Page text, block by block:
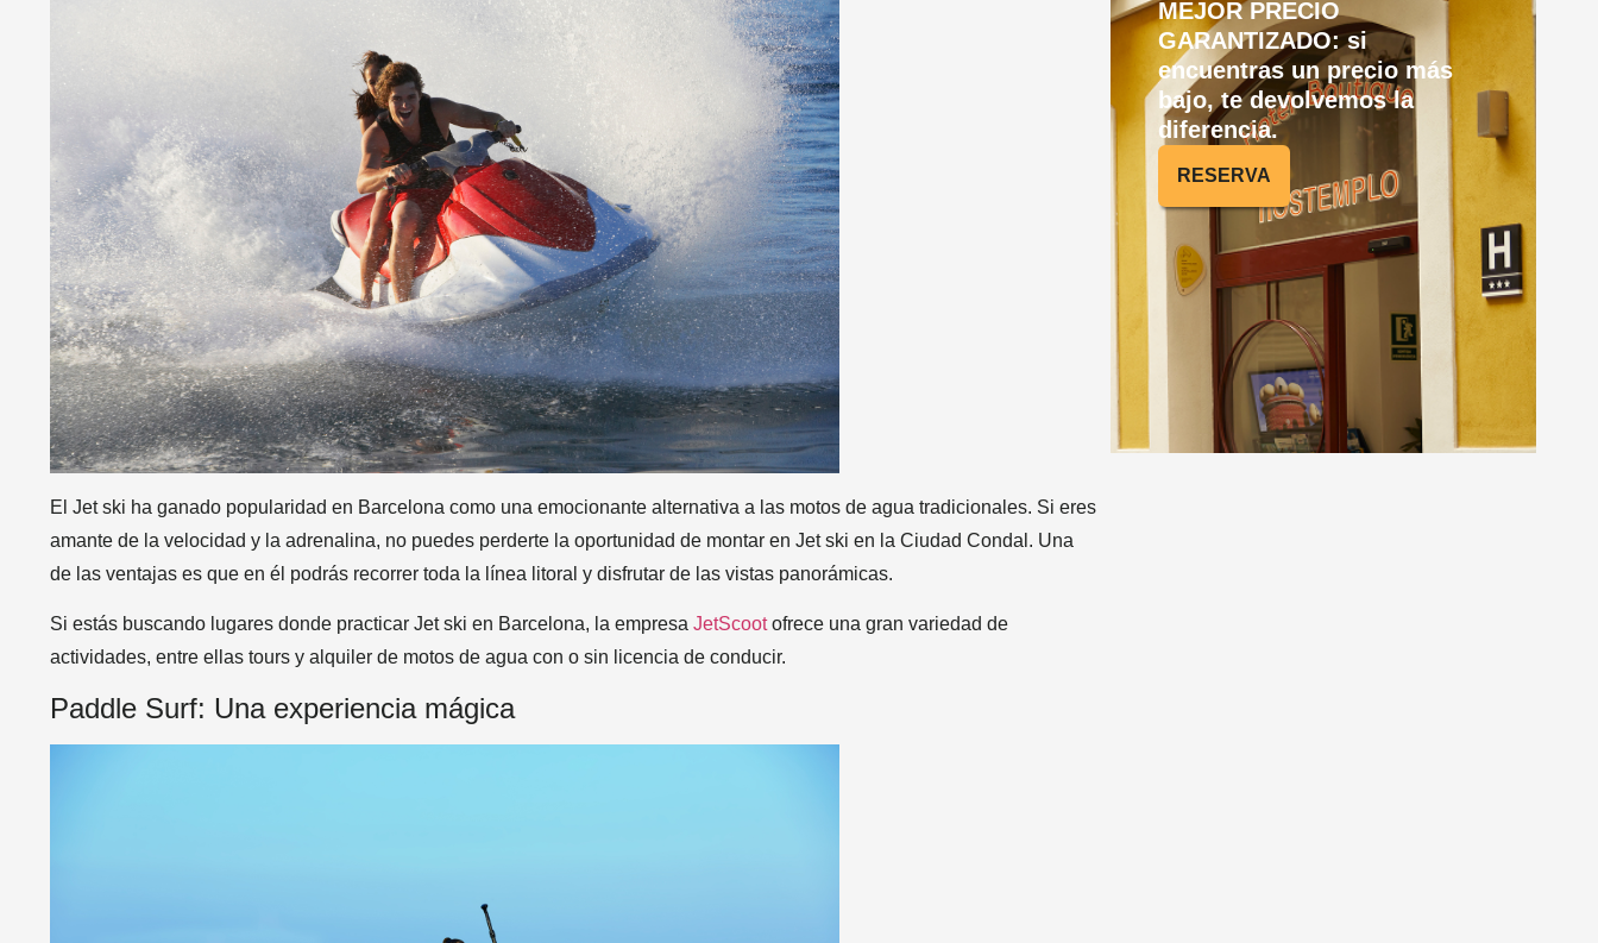
El Jet ski ha ganado popularidad en Barcelona como una emocionante alternativa a las motos de agua tradicionales. Si eres
amante de la velocidad y la adrenalina, no puedes perderte la oportunidad de montar en Jet ski en la Ciudad Condal. Una
de las ventajas es que en él podrás recorrer toda la línea litoral y disfrutar de las vistas panorámicas.
Si estás buscando lugares donde practicar Jet ski en Barcelona, la empresa JetScootofrece una gran variedad de
actividades, entre ellas tours y alquiler de motos de agua con o sin licencia de conducir.
Paddle Surf: Una experiencia mágica
MEJOR PRECIO
GARANTIZADO: si
encuentras un precio más
bajo, te devolvemos la
diferencia.
RESERVA